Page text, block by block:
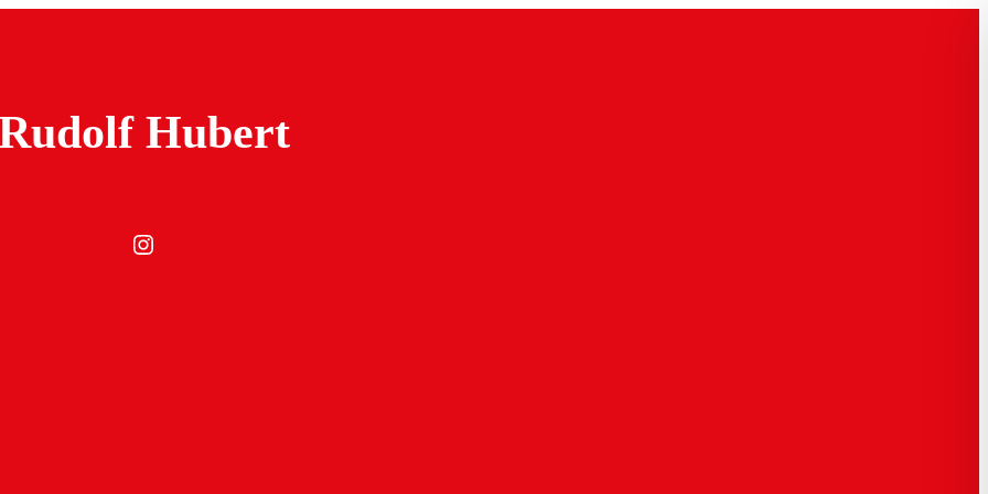
Hubert
Instagram